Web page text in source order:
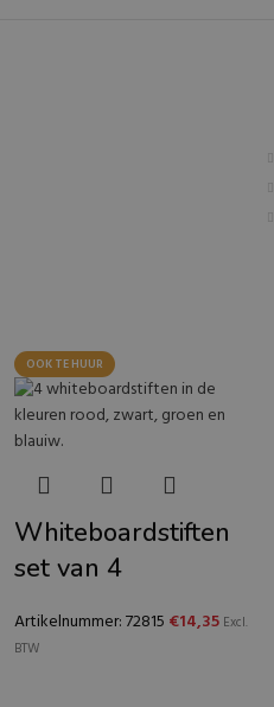
OOK TE HUUR
Whiteboardstiften
set van 4
Artikelnummer: 72815 €14,35 Excl.
BTW